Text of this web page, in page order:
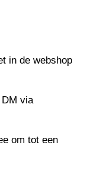
in de webshop
via
om tot een